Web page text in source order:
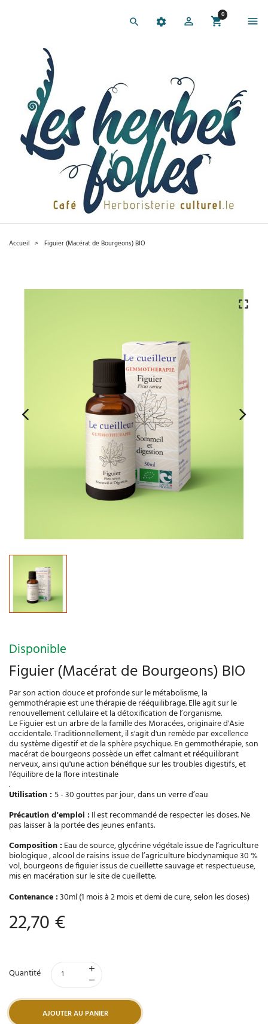
0
Accueil Figuier (Macérat de Bourgeons) BIO
Disponible
Figuier (Macérat de Bourgeons) BIO
Par son action douce et profonde sur le métabolisme, la
gemmothérapie est une thérapie de rééquilibrage. Elle agit sur le
renouvellement cellulaire et la détoxification de l’organisme.
Le Figuier est un arbre de la famille des Moracées, originaire d'Asie
occidentale. Traditionnellement, il s'agit d'un remède par excellence
du système digestif et de la sphère psychique. En gemmothérapie, son
macérat de bourgeons possède un effet calmant et rééquilibrant
nerveux, ainsi qu'une action bénéfique sur les troubles digestifs, et
l'équilibre de la flore intestinale
.
Utilisation : 5 - 30 gouttes par jour, dans un verre d’eau
Précaution d'emploi :Il est recommandé de respecter les doses. Ne
pas laisser à la portée des jeunes enfants.
Composition :Eau de source, glycérine végétale issue de l’agriculture
biologique , alcool de raisins issue de l’agriculture biodynamique 30 %
vol, bourgeons de figuier issus de cueillette sauvage et respectueuse,
mis en macération sur le site de cueillette.
Contenance :30ml (1 mois à 2 mois et demi de cure, selon les doses)
22,70 €
Quantité
AJOUTER AU PANIER